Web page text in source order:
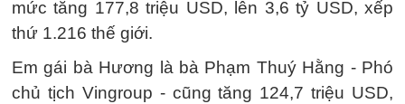
mức tăng 177,8 triệu USD, lên 3,6 tỷ USD, xếp
thứ 1.216 thế giới.
Em gái bà Hương là bà Phạm Thuý Hằng - Phó
chủ tịch Vingroup - cũng tăng 124,7 triệu USD,